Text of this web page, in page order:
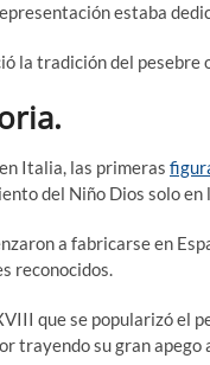
estaba
la tradición del pesebre
Italia, las primeras
del Niño Dios solo en
a fabricarse en
reconocidos.
que se popularizó el
trayendo su gran apego